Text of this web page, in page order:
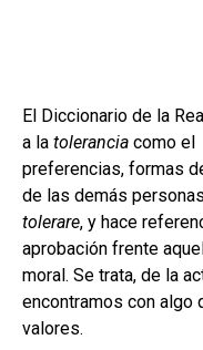
El Diccionario de la
a la tolerancia como el
preferencias, formas
de las demás
tolerare, y hace
aprobación frente
moral. Se trata, de la
encontramos con algo
valores.